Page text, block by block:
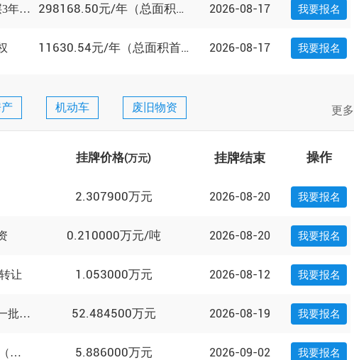
宁波市海曙区灵桥路473号六层3年租赁... 298168.50元/年（总面积首年） 2026-08-17 我要报名
11630.54元/年（总面积首年） 2026-08-17 我要报名
机动车 废旧物资 更多
挂牌价格(万元) 挂牌结束 操作
2.307900万元 2026-08-20 我要报名
0.210000万元/吨 2026-08-20 我要报名
让 1.053000万元 2026-08-12 我要报名
变压器、配电箱、集装箱房等一批废旧物资 52.484500万元 2026-08-19 我要报名
浙B97695宇通牌大型普通客车（不包... 5.886000万元 2026-09-02 我要报名
台镇海分平台成立
赓续红色血脉 凝聚奋进力量——宁波产权
交易中心组织观看中国共产党建党105周年
大会